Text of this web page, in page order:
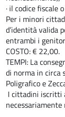
· il codice fiscale
Per i minori
d’identità valida
entrambi i
COSTO: € 22,00.
TEMPI: La
di norma in circa
Poligrafico e
I cittadini iscritti